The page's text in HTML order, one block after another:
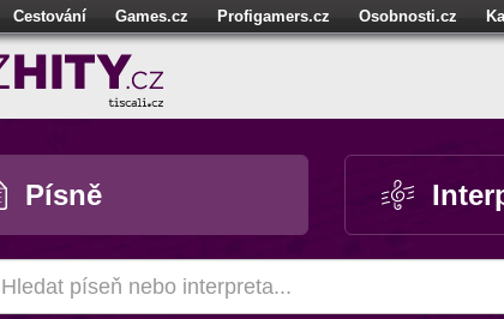
Cestování Games.cz Profigamers.cz Osobnosti.cz
Dokina.cz CZhity.cz
Písně